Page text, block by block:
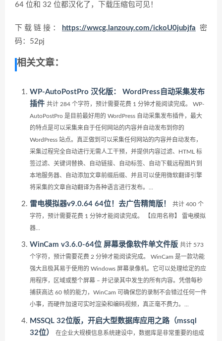
64 位和 32 位都汉化了，下载压缩包可见！
下载链接： https://wwcg.lanzouy.com/ickoU0jubjfa 密
码：52pj
相关文章：
WP-AutoPostPro 汉化版： WordPress自动采集发布
插件 共计 284 个字符，预计需要花费 1 分钟才能阅读完成。 WP-
AutoPostPro 是目前最好用的 WordPress 自动采集发布插件，最大
的特点是可以采集来自于任何网站的内容并自动发布到你的
WordPress 站点。真正做到可以采集任何网站的内容并自动发布，
采集过程完全自动进行无需人工干预，并提供内容过滤、HTML 标
签过滤、关键词替换、自动链接、自动标签、自动下载远程图片到
本地服务器、自动添加文章前缀后缀、并且可以使用微软翻译引擎
将采集的文章自动翻译为各种语言进行发布。...
雷电模拟器v9.0.64 64位！去广告精简版！
共计 400 个
字符，预计需要花费 1 分钟才能阅读完成。 【应用名称】 雷电模拟
器...
WinCam v3.6.0-64位 屏幕录像软件单文件版 共计 573
个字符，预计需要花费 2 分钟才能阅读完成。 WinCam 是一款功能
强大且极其易于使用的 Windows 屏幕录像机。它可以处理给定的应
用程序，区域或整个屏幕 – 并记录其中发生的所有内容。凭借每秒
捕获高达 60 帧的能力，WinCam 可确保您的录制不会错过任何一件
小事，而硬件加速可实时渲染和编码视频，真正毫不费力。...
MSSQL 32位版，开启大型数据库应用之路（mssql
32位）
在企业大规模信息系统建设中，数据库是非常重要的组成